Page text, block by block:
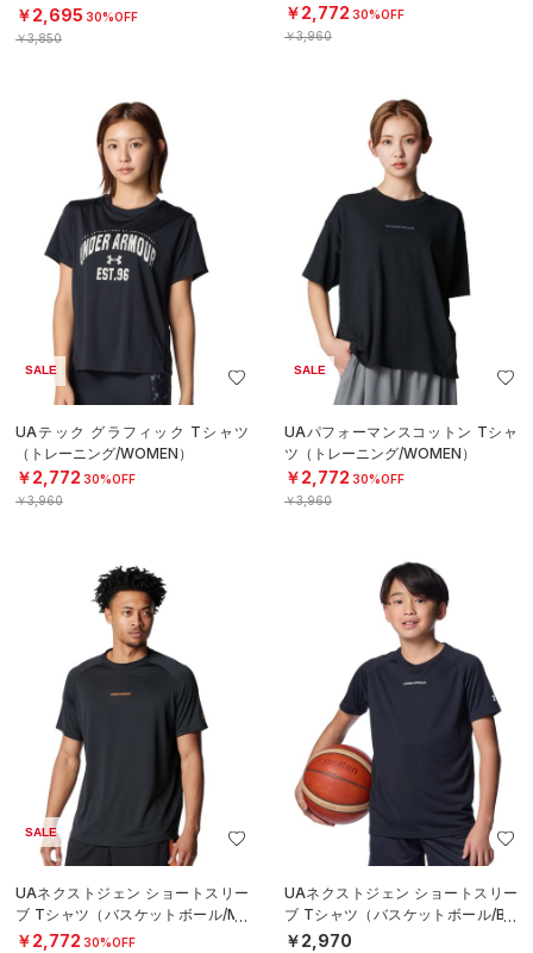
グ/BOYS）
￥2,695 30%OFF
￥3,850
￥2,772 30%OFF
￥3,960
SALE
UAテック グラフィック Tシャツ
（トレーニング/WOMEN）
￥2,772 30%OFF
￥3,960
SALE
UAパフォーマンスコットン Tシャ
ツ（トレーニング/WOMEN）
￥2,772 30%OFF
￥3,960
SALE
UAネクストジェン ショートスリー
ブ Tシャツ（バスケットボール/ME
N）
￥2,772 30%OFF
UAネクストジェン ショートスリー
ブ Tシャツ（バスケットボール/BO
YS）
￥2,970